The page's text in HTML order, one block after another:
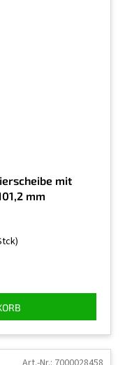
mit
mm